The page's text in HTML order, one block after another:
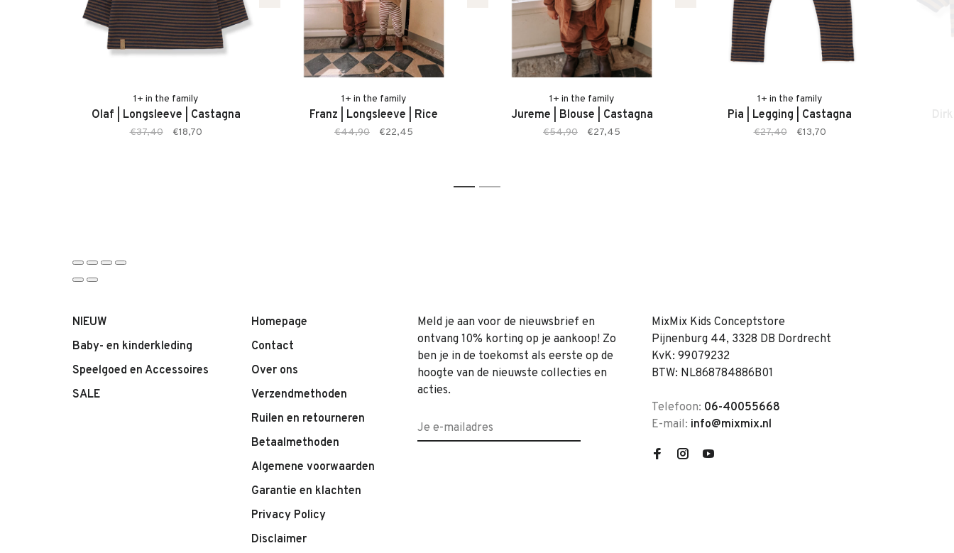
1+ in the family
Olaf | Longsleeve | Castagna
€37,40 €18,70
1+ in the family
Franz | Longsleeve | Rice
€44,90 €22,45
1+ in the family
Jureme | Blouse | Castagna
€54,90 €27,45
1+ in the family
Pia | Legging | Castagna
€27,40 €13,70
1 2
NIEUW
Baby- en kinderkleding
Speelgoed en Accessoires
SALE
Homepage
Contact
Over ons
Verzendmethoden
Ruilen en retourneren
Betaalmethoden
Algemene voorwaarden
Garantie en klachten
Privacy Policy
Disclaimer
Meld je aan voor de nieuwsbrief en
ontvang 10% korting op je aankoop! Zo
ben je in de toekomst als eerste op de
hoogte van de nieuwste collecties en
acties.
MixMix Kids Conceptstore
Pijnenburg 44, 3328 DB Dordrecht
KvK: 99079232
BTW: NL868784886B01
Telefoon: 06-40055668
E-mail: info@mixmix.nl